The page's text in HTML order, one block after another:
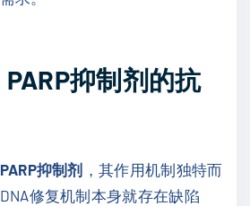
抑制剂的抗
PARP抑制剂 ，其作用机制独特而
修复机制本身就存在缺陷